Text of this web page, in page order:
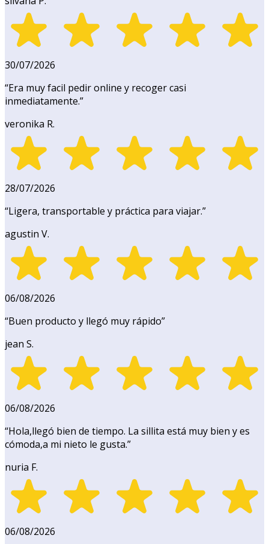
30/07/2026
“Era muy facil pedir online y recoger casi
inmediatamente.”
veronika R.
28/07/2026
“Ligera, transportable y práctica para viajar.”
agustin V.
06/08/2026
“Buen producto y llegó muy rápido”
jean S.
06/08/2026
“Hola,llegó bien de tiempo. La sillita está muy bien y es
cómoda,a mi nieto le gusta.”
nuria F.
06/08/2026